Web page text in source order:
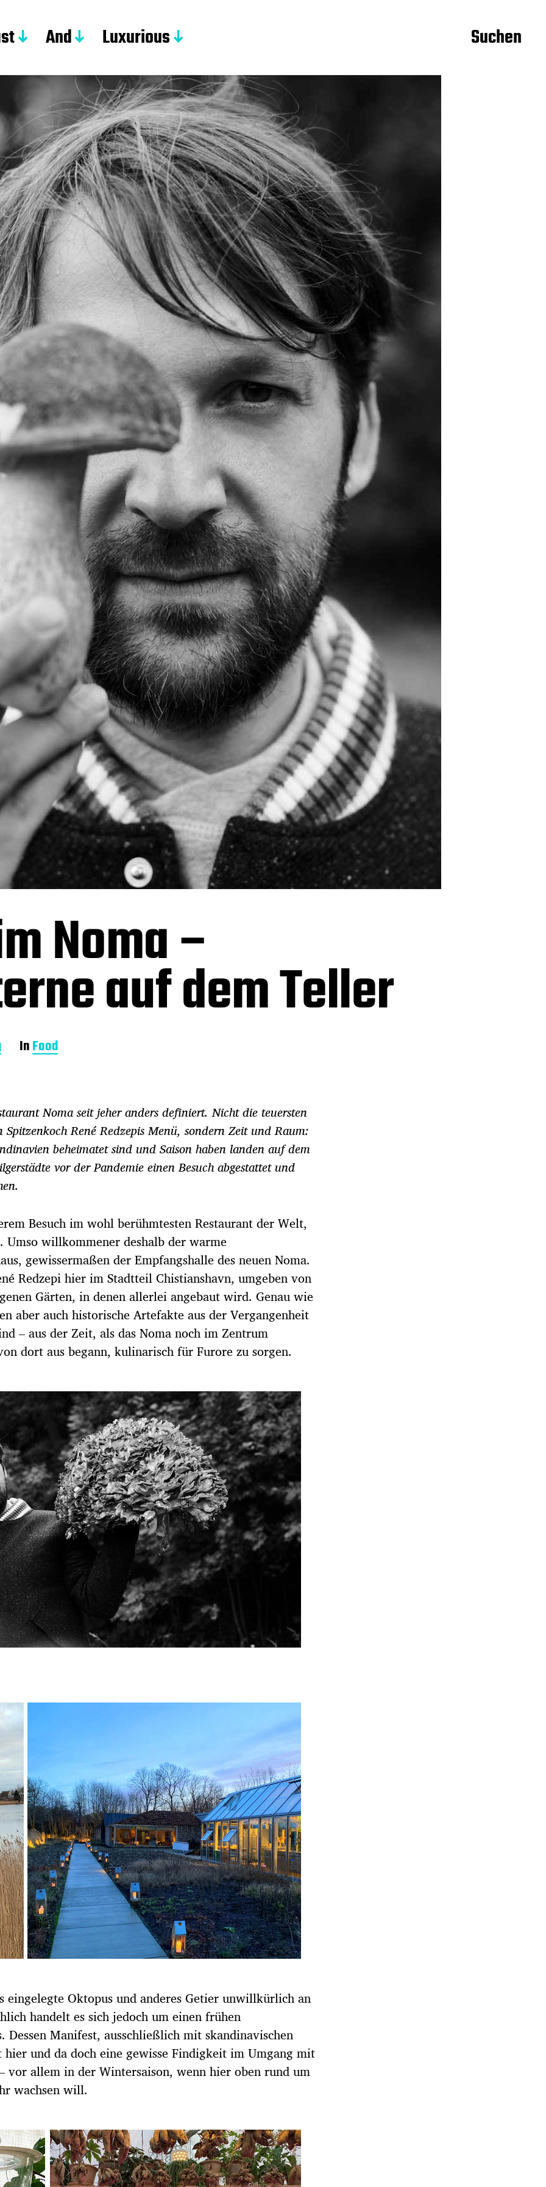
And Luxurious Suchen
Noma –
auf dem Teller
InFood
Noma seit jeher anders definiert. Nicht die teuersten
René Redzepis Menü, sondern Zeit und Raum:
beheimatet sind und Saison haben landen auf dem
vor der Pandemie einen Besuch abgestattet und
Besuch im wohl berühmtesten Restaurant der Welt,
Umso willkommener deshalb der warme
gewissermaßen der Empfangshalle des neuen Noma.
Redzepi hier im Stadtteil Chistianshavn, umgeben von
Gärten, in denen allerlei angebaut wird. Genau wie
aber auch historische Artefakte aus der Vergangenheit
– aus der Zeit, als das Noma noch im Zentrum
dort aus begann, kulinarisch für Furore zu sorgen.
eingelegte Oktopus und anderes Getier unwillkürlich an
handelt es sich jedoch um einen frühen
Dessen Manifest, ausschließlich mit skandinavischen
und da doch eine gewisse Findigkeit im Umgang mit
vor allem in der Wintersaison, wenn hier oben rund um
wachsen will.